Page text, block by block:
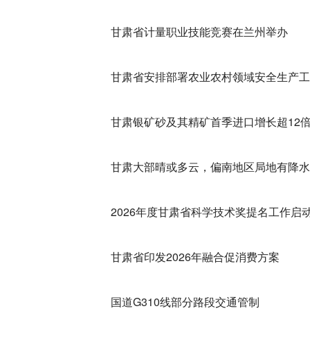
甘肃省计量职业技能竞赛在兰州举办
甘肃省安排部署农业农村领域安全生产
甘肃银矿砂及其精矿首季进口增长超12
甘肃大部晴或多云，偏南地区局地有降水
2026年度甘肃省科学技术奖提名工作启
甘肃省印发2026年融合促消费方案
国道G310线部分路段交通管制